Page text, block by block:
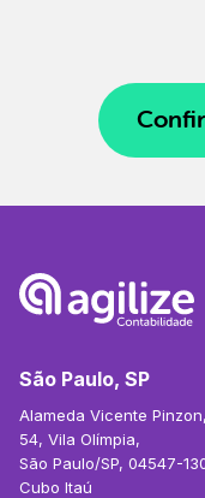
São Paulo, SP
Alameda Vicente Pinzon,
54, Vila Olímpia,
São Paulo/SP, 04547-
Cubo Itaú